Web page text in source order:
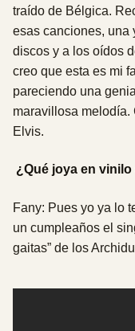
traído de Bélgica.
esas canciones, una
discos y a los oídos
creo que esta es mi
pareciendo una
maravillosa melodía.
Elvis.
¿Qué joya en
Fany: Pues yo ya lo
un cumpleaños el
gaitas” de los